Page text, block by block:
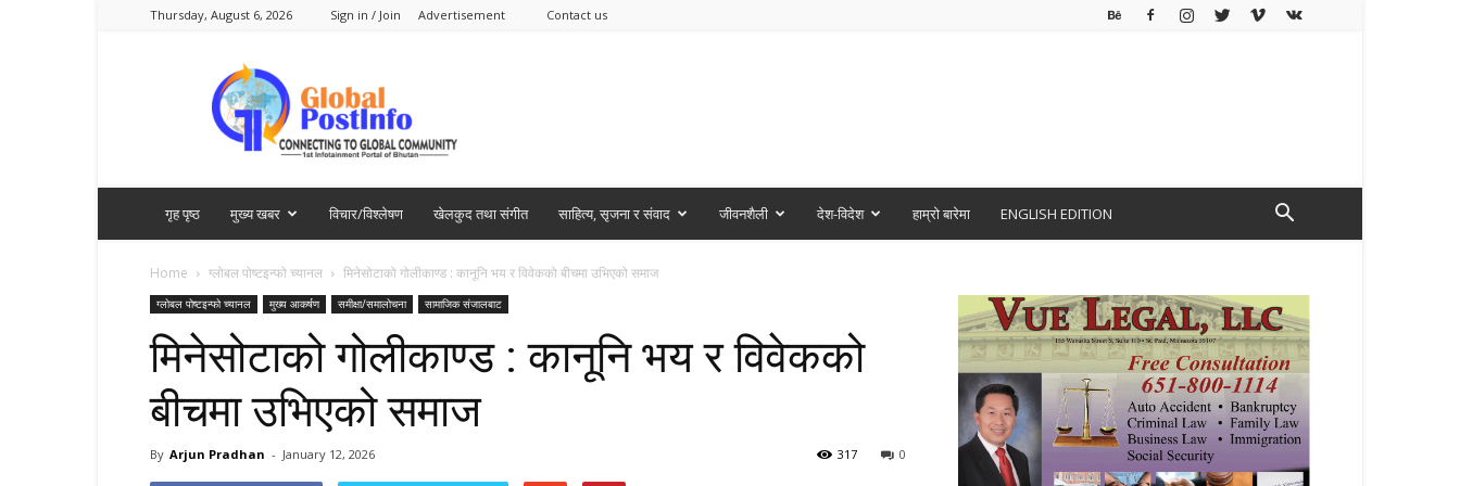
Thursday, August 6, 2026 Sign in / Join Advertisement Contact us
Global
PostInfo
गृह पृष्ठ मुख्य खबर विचार/विश्लेषण खेलकुद तथा संगीत साहित्य, सृजना र संवाद जीवनशैली देश-विदेश हाम्रो बारेमा ENGLISH EDITION
Home ग्लोबल पोष्टइन्फो च्यानल मिनेसोटाको गोलीकाण्ड : कानूनि भय र विवेकको बीचमा उभिएको समाज
ग्लोबल पोष्टइन्फो च्यानल मुख्य आकर्षण समीक्षा/समालोचना सामाजिक संजालबाट
मिनेसोटाको गोलीकाण्ड : कानूनि भय र विवेकको
बीचमा उभिएको समाज
By Arjun Pradhan - January 12, 2026 0
317